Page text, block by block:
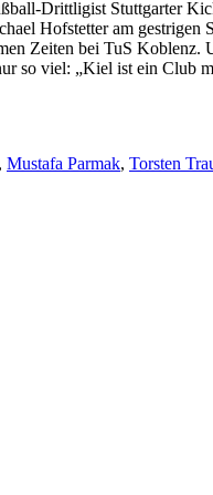
Drittligist Stuttgarter
Hofstetter am
Zeiten bei TuS
so viel: „Kiel ist ein Club
Mustafa Parmak, Torsten